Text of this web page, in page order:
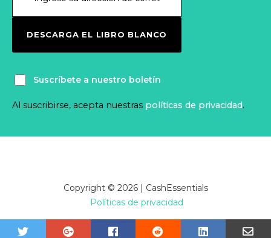
DESCARGA EL LIBRO BLANCO
Suscríbete a nuestro boletín
Al suscribirse, acepta nuestras políticas de privacidad.
Copyright © 2026 | CashEssentials
Políticas de privacidad